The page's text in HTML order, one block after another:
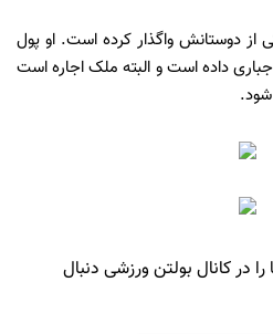
از دوستانش واگذار کرده است. او پول
داده است و البته ملک اجاره است
در کانال بولتن ورزشی دنبال